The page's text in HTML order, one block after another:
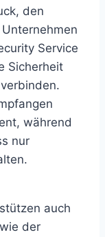
den
Service
Sicherheit
während
nur
auch
der